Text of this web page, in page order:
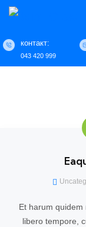
контакт:
043 420 999
Et harum
libero tempore,